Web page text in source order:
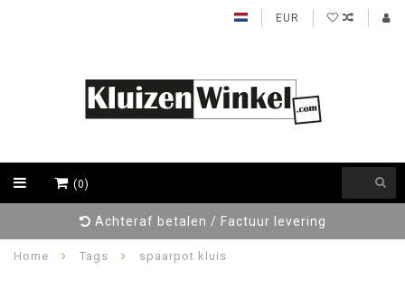
EUR
(0)
Achteraf betalen / Factuur levering
Home Tags spaarpot kluis